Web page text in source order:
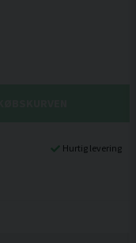
Hurtig levering